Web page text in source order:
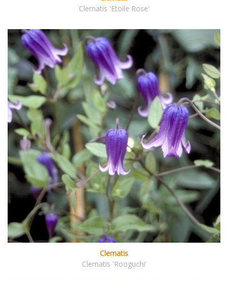
Clematis 'Etoile Rose'
Clematis
Clematis 'Rooguchi'